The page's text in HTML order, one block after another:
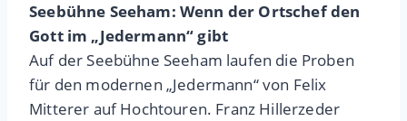
Seebühne Seeham: Wenn der Ortschef den
Gott im „Jedermann“ gibt
Auf der Seebühne Seeham laufen die Proben
für den modernen „Jedermann“ von Felix
Mitterer auf Hochtouren. Franz Hillerzeder